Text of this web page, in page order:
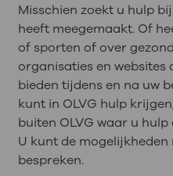
Misschien zoekt u hulp
heeft meegemaakt. Of
of sporten of over
organisaties en
bieden tijdens en na uw
kunt in OLVG hulp
buiten OLVG waar u
U kunt de
bespreken.